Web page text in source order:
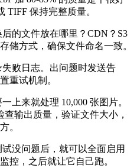
TIFF 保持完整质量。
后的文件放在哪里？CDN？S3
储方式，确保文件命名一致。
失败日志。出问题时发送告
重试机制。
上来就处理 10,000 张图片。
输出质量，验证文件大小，
。
没问题后，就可以全面启用
控，之后就让它自己跑。